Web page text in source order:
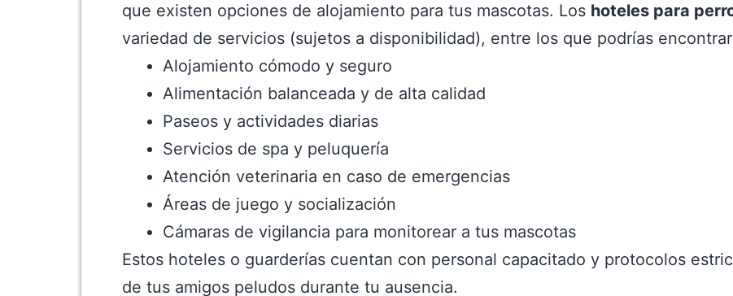
que existen opciones de alojamiento para tus mascotas. Los hoteles para
variedad de servicios (sujetos a disponibilidad), entre los que podrías
Alojamiento cómodo y seguro
Alimentación balanceada y de alta calidad
Paseos y actividades diarias
Servicios de spa y peluquería
Atención veterinaria en caso de emergencias
Áreas de juego y socialización
Cámaras de vigilancia para monitorear a tus mascotas
Estos hoteles o guarderías cuentan con personal capacitado y protocolos
de tus amigos peludos durante tu ausencia.